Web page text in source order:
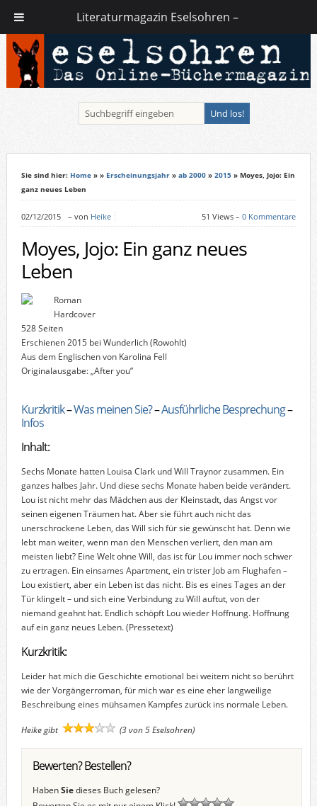
Sie sind hier: Home» » Erscheinungsjahr» ab 2000» 2015» Moyes, Jojo: Ein
ganz neues Leben
02/12/2015 – von Heike 51 Views –0 Kommentare
Moyes, Jojo: Ein ganz neues
Leben
Roman
Hardcover
528 Seiten
Erschienen 2015 bei Wunderlich (Rowohlt)
Aus dem Englischen von Karolina Fell
Originalausgabe: „After you”
Kurzkritik–Was meinen Sie?–Ausführliche Besprechung–
Infos
Inhalt:
Sechs Monate hatten Louisa Clark und Will Traynor zusammen. Ein
ganzes halbes Jahr. Und diese sechs Monate haben beide verändert.
Lou ist nicht mehr das Mädchen aus der Kleinstadt, das Angst vor
seinen eigenen Träumen hat. Aber sie führt auch nicht das
unerschrockene Leben, das Will sich für sie gewünscht hat. Denn wie
lebt man weiter, wenn man den Menschen verliert, den man am
meisten liebt? Eine Welt ohne Will, das ist für Lou immer noch schwer
zu ertragen. Ein einsames Apartment, ein trister Job am Flughafen –
Lou existiert, aber ein Leben ist das nicht. Bis es eines Tages an der
Tür klingelt – und sich eine Verbindung zu Will auftut, von der
niemand geahnt hat. Endlich schöpft Lou wieder Hoffnung. Hoffnung
auf ein ganz neues Leben.(Pressetext)
Kurzkritik:
Leider hat mich die Geschichte emotional bei weitem nicht so berührt
wie der Vorgängerroman, für mich war es eine eher langweilige
Beschreibung eines mühsamen Kampfes zurück ins normale Leben.
Heike gibt (3 von 5 Eselsohren)
Bewerten? Bestellen?
HabenSiedieses Buch gelesen?
Literaturmagazin Eselsohren –